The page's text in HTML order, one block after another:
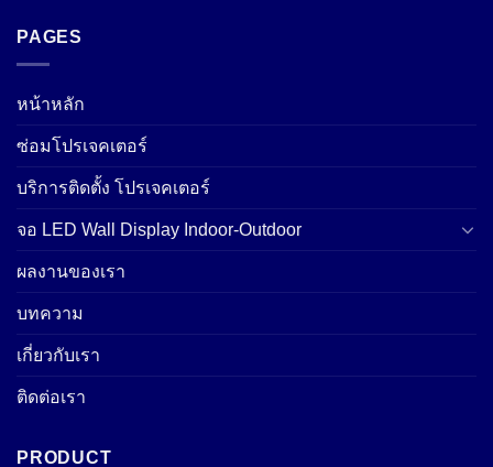
PAGES
หน้าหลัก
ซ่อมโปรเจคเตอร์
บริการติดตั้ง โปรเจคเตอร์
จอ LED Wall Display Indoor-Outdoor
ผลงานของเรา
บทความ
เกี่ยวกับเรา
ติดต่อเรา
PRODUCT